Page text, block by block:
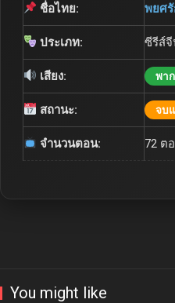
ชื่อไทย: พยศ
ประเภท: ซีรีส์
เสียง: พา
สถานะ: จบ
จำนวนตอน: 72 ต
You might like